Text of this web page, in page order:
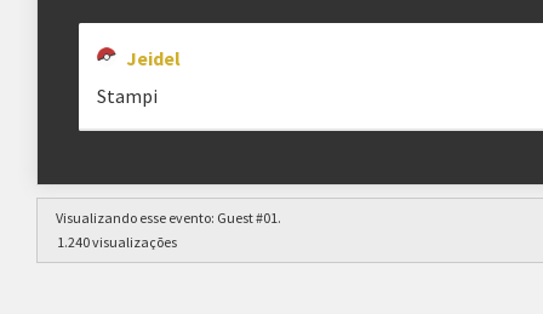
Jeidel
Stampi
Visualizando esse evento: Guest #01.
1.240 visualizações